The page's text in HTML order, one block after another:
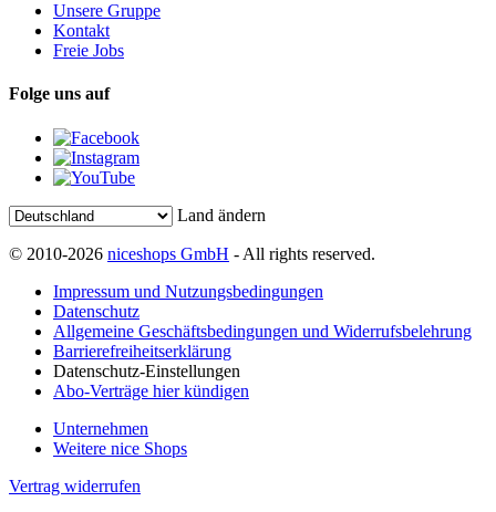
Unsere Gruppe
Kontakt
Freie Jobs
Folge uns auf
Land ändern
© 2010-2026 niceshops GmbH - All rights reserved.
Impressum und Nutzungsbedingungen
Datenschutz
Allgemeine Geschäftsbedingungen und Widerrufsbelehrung
Barrierefreiheitserklärung
Datenschutz-Einstellungen
Abo-Verträge hier kündigen
Unternehmen
Weitere nice Shops
Vertrag widerrufen